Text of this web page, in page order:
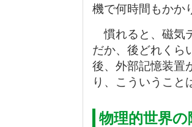
機で何時間もかか
慣れると、磁気
だか、後どれくら
後、外部記憶装置
り、こういうこと
物理的世界